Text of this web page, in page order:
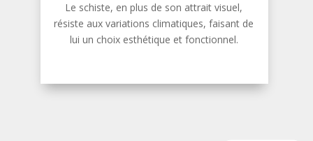
Le schiste, en plus de son attrait visuel,
résiste aux variations climatiques, faisant de
lui un choix esthétique et fonctionnel.